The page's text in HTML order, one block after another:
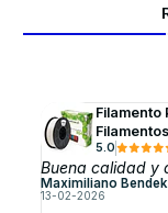
Filamento
Filamentos
5.0
Buena calidad y
Maximiliano Bendek
13-02-2026